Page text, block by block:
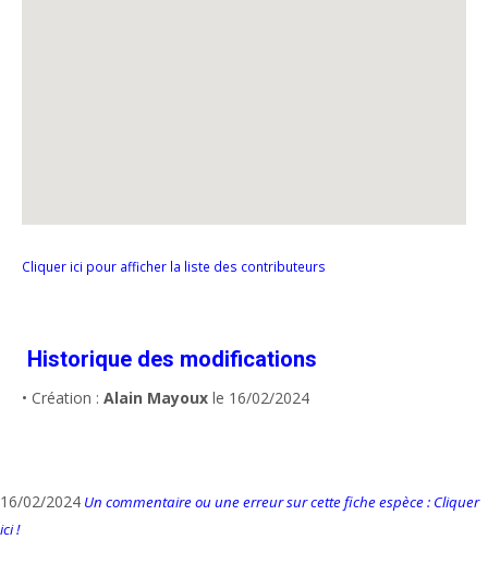
Cliquer ici pour afficher la liste des contributeurs
Historique des modifications
• Création : Alain Mayoux le 16/02/2024
16/02/2024 Un commentaire ou une erreur sur cette fiche espèce : Cliquer
ici !